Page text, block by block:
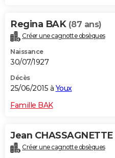
Regina BAK (87 ans)
Créer une cagnotte obsèques
Naissance
30/07/1927
Décès
25/06/2015 à Youx
Famille BAK
Jean CHASSAGNETTE
Créer une cagnotte obsèques